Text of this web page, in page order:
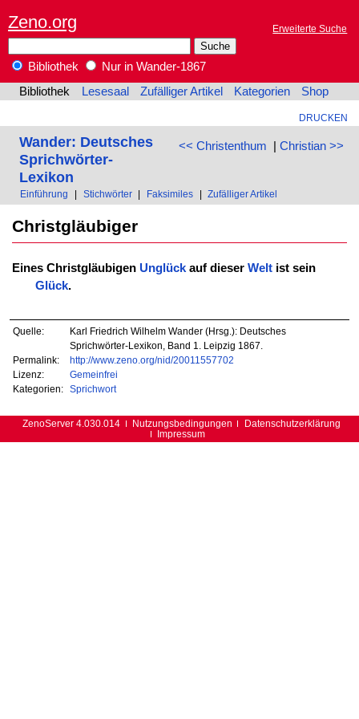
Zeno.org Erweiterte Suche
Bibliothek
Nur in Wander-1867
Bibliothek
Lesesaal Zufälliger Artikel Kategorien Shop
DRUCKEN
<< Christenthum | Christian >>
Wander: Deutsches
Sprichwörter-
Lexikon
Einführung Stichwörter Faksimiles Zufälliger Artikel
Christgläubiger
Eines Christgläubigen Unglückauf dieser Weltist sein
Glück.
Quelle:
Karl Friedrich Wilhelm Wander (Hrsg.): Deutsches
Sprichwörter-Lexikon, Band 1. Leipzig 1867.
Permalink:
http://www.zeno.org/nid/20011557702
Lizenz:
Gemeinfrei
Kategorien:
Sprichwort
ZenoServer 4.030.014 Nutzungsbedingungen
Datenschutzerklärung
Impressum